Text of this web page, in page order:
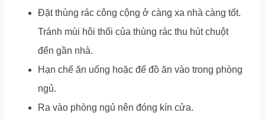
Đặt thùng rác công cộng ở càng xa nhà càng tốt.
Tránh mùi hôi thối của thùng rác thu hút chuột
đến gần nhà.
Hạn chế ăn uống hoặc để đồ ăn vào trong phòng
ngủ.
Ra vào phòng ngủ nên đóng kín cửa.